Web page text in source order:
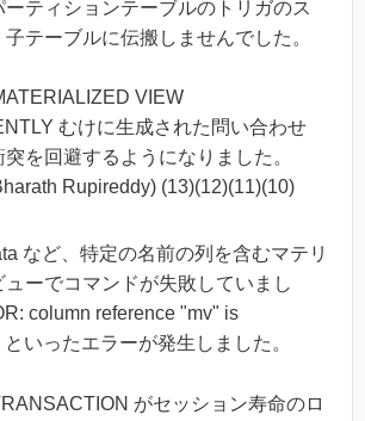
ーティションテーブルのトリガのス
テーブルに伝搬しませんでした。
VIEW
むけに生成された問い合わせ
を回避するようになりました。
Rupireddy) (13)(12)(11)(10)
など、特定の名前の列を含むマテリ
ューでコマンドが失敗していまし
column reference "mv" is
いったエラーが発生しました。
がセッション寿命のロ